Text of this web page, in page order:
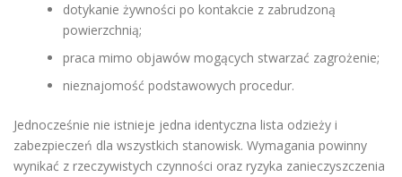
dotykanie żywności po kontakcie z zabrudzoną
powierzchnią;
praca mimo objawów mogących stwarzać zagrożenie;
nieznajomość podstawowych procedur.
Jednocześnie nie istnieje jedna identyczna lista odzieży i
zabezpieczeń dla wszystkich stanowisk. Wymagania powinny
wynikać z rzeczywistych czynności oraz ryzyka zanieczyszczenia